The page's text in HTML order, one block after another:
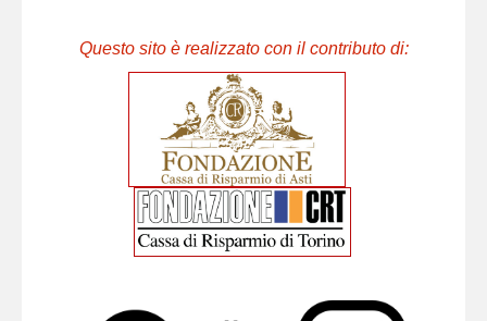
Questo sito è realizzato con il contributo di: